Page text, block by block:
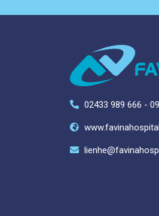
02433 989 666 -